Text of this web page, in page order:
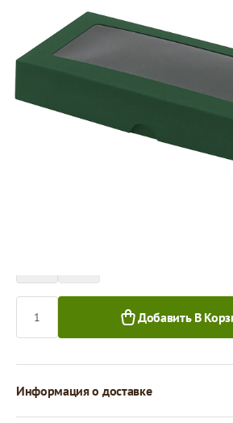
200 x 90 x 30 mm
Материал:картон
320 g/m2
Tовар можно получить в пункте
Добавить В
Информация о доставке